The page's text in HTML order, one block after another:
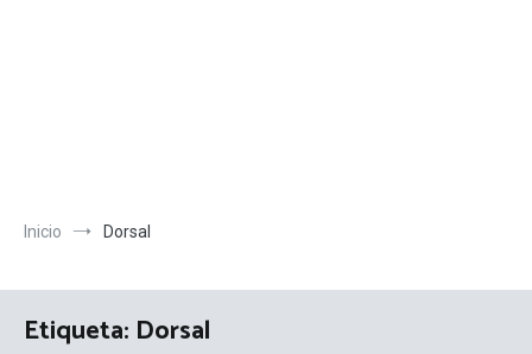
Inicio Dorsal
Etiqueta: Dorsal